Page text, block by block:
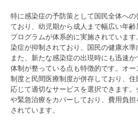
特に感染症の予防策として国民全体へ
ており、幼児期から成人まで幅広い年
プログラムが体系的に実施されていま
染症が抑制されており、国民の健康水準
また、新たな感染症の出現時にも迅速
体制が整っている点も特徴的です。オ
制度と民間医療制度が併存しており、
応じて適切なサービスを選択できます
や緊急治療をカバーしており、費用負
されています。